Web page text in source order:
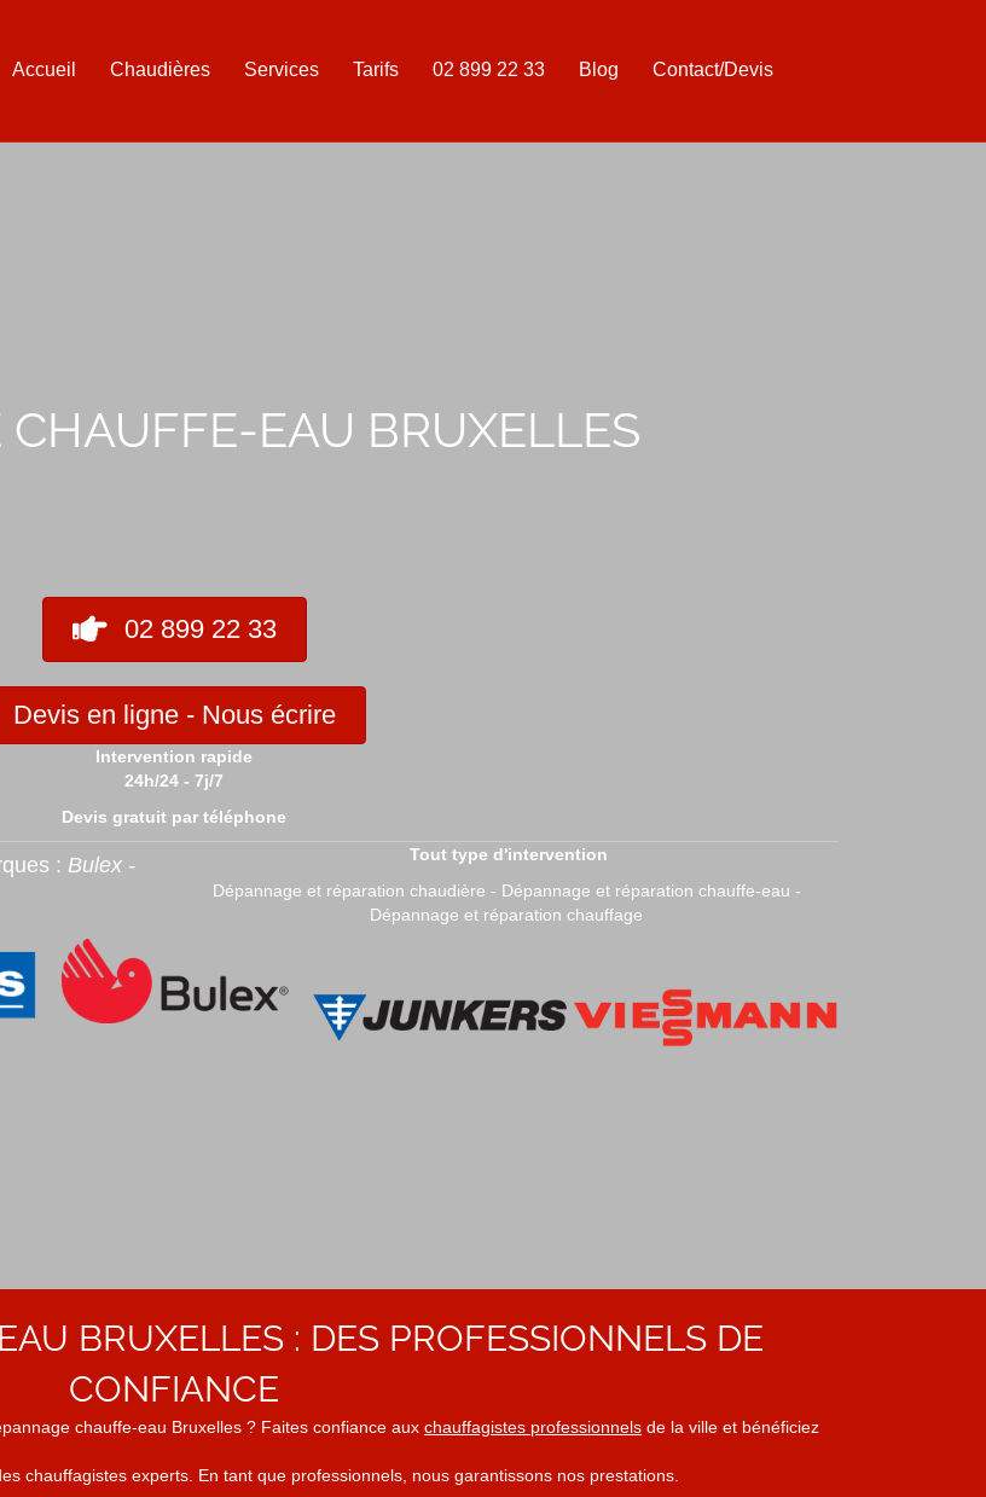
Accueil Chaudières Services Tarifs 02 899 22 33 Blog Contact/Devis
CHAUFFE-EAU BRUXELLES
02 899 22 33
Devis en ligne - Nous écrire
Intervention rapide
24h/24 - 7j/7
Devis gratuit par téléphone
: Bulex -
Tout type d'intervention
Dépannage et réparation chaudière - Dépannage et réparation chauffe-eau -
Dépannage et réparation chauffage
BRUXELLES : DES PROFESSIONNELS DE
CONFIANCE
chauffe-eau Bruxelles ? Faites confiance aux chauffagistes professionnels de la ville et bénéficiez
chauffagistes experts. En tant que professionnels, nous garantissons nos prestations.